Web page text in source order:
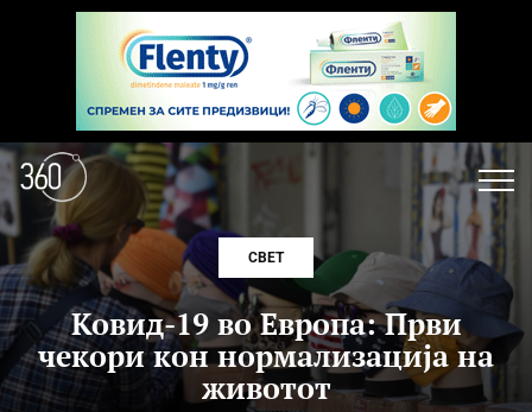
СВЕТ
Ковид-19 во Европа: Први
чекори кон нормализација на
животот